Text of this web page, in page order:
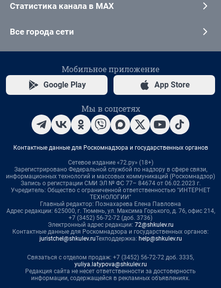
Статистика канала в MAX
Все города сети
Мобильное приложение
Google Play App Store
Мы в соцсетях
Контактные данные для Роскомнадзора и государственных органов
Сетевое издание «72.ру» (18+)
Зарегистрировано Федеральной службой по надзору в сфере связи,
информационных технологий и массовых коммуникаций (Роскомнадзор)
Запись о регистрации СМИ ЭЛ № ФС 77– 84674 от 06.02.2023 г.
Учредитель: Общество с ограниченной ответственностью "ИНТЕРНЕТ
ТЕХНОЛОГИИ"
Главный редактор: Познахарева Елена Павловна
Адрес редакции: 625000, г. Тюмень, ул. Максима Горького, д. 76, офис 214,
+7 (3452) 56-72-72 (доб. 3736)
Электронный адрес редакции: 72@shkulev.ru
Контактные данные для Роскомнадзора и государственных органов:
juristchel@shkulev.ruТехподдержка: help@shkulev.ru
Связаться с отделом продаж: +7 (3452) 56-72-72 доб. 3335,
yuliya.latypova@shkulev.ru
Редакция сайта не несет ответственности за достоверность
информации, содержащейся в рекламных объявлениях.